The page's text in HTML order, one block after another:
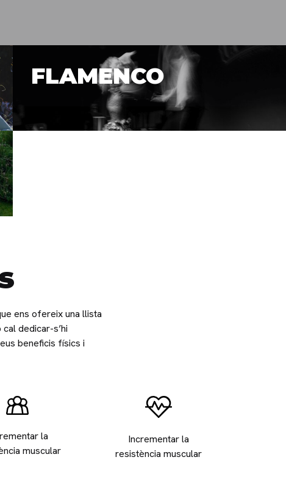
FLAMENCO
ens ofereix una llista
dedicar-s’hi
beneficis físics i
la
muscular
Incrementar la
resistència muscular